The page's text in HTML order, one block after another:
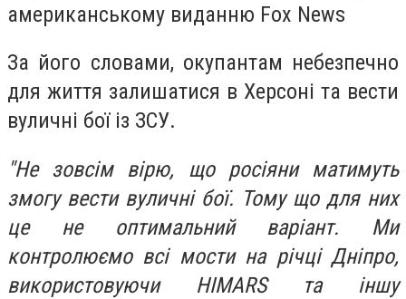
американському виданню Fox News
За його словами, окупантам небезпечно
для життя залишатися в Херсоні та вести
вуличні бої із ЗСУ.
"Не зовсім вірю, що росіяни матимуть
змогу вести вуличні бої. Тому що для них
це не оптимальний варіант. Ми
контролюємо всі мости на річці Дніпро,
використовуючи HIMARS та іншу